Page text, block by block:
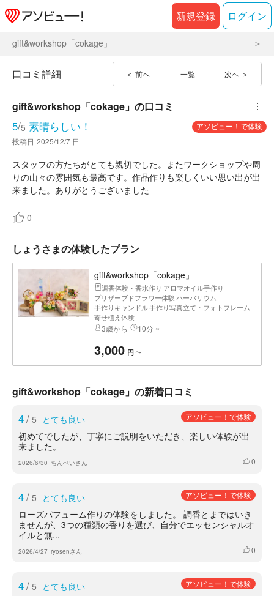
新規登録 ログイン
gift&workshop「cokage」
前へ 一覧 次へ
口コミ詳細
gift&workshop「cokage」 の口コミ ︙
5/5 素晴らしい！
アソビュー！で体験
投稿日 2025/12/7 日
スタッフの方たちがとても親切でした。またワークショップや周
りの山々の雰囲気も最高です。作品作りも楽しくいい思い出が出
来ました。ありがとうございました
0
しょうさまの体験したプラン
gift&workshop「cokage」
調香体験・香水作り アロマオイル手作り
プリザーブドフラワー体験ハーバリウム
手作りキャンドル手作り写真立て・フォトフレーム
寄せ植え体験
3歳から 10分 ~
3,000 円 〜
gift&workshop「cokage」の新着口コミ
4/ 5 とても良い アソビュー！で体験
初めてでしたが、丁寧にご説明をいただき、楽しい体験が出
来ました。
2026/6/30 ちんぺいさん いいね
0
4/ 5 とても良い アソビュー！で体験
ローズパフューム作りの体験をしました。 調香とまではいき
ませんが、3つの種類の香りを選び、自分でエッセンシャルオ
イルと無...
2026/4/27 ryosenさん いいね
0
4/ 5 とても良い アソビュー！で体験